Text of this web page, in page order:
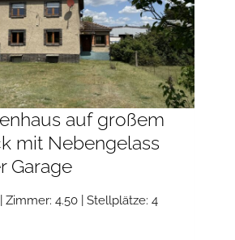
auf großem
mit Nebengelass
Garage
Zimmer: 4.50 | Stellplätze: 4